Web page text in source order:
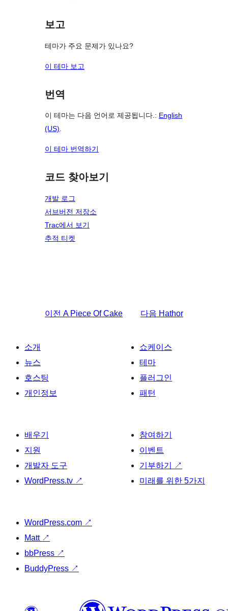
보고
테마가 주요 문제가 있나요?
이 테마 보고
번역
이 테마는 다음 언어로 제공됩니다.: English
(US).
이 테마 번역하기
코드 찾아보기
개발 로그
서브버전 저장소
Trac에서 보기
추적 티켓
이전 A Piece Of Cake 다음 Hathor
소개
뉴스
호스팅
개인정보
쇼케이스
테마
플러그인
패턴
배우기
지원
개발자 도구
WordPress.tv ↗
참여하기
이벤트
기부하기
↗
미래를 위한 5가지
WordPress.com ↗
Matt ↗
bbPress ↗
BuddyPress ↗